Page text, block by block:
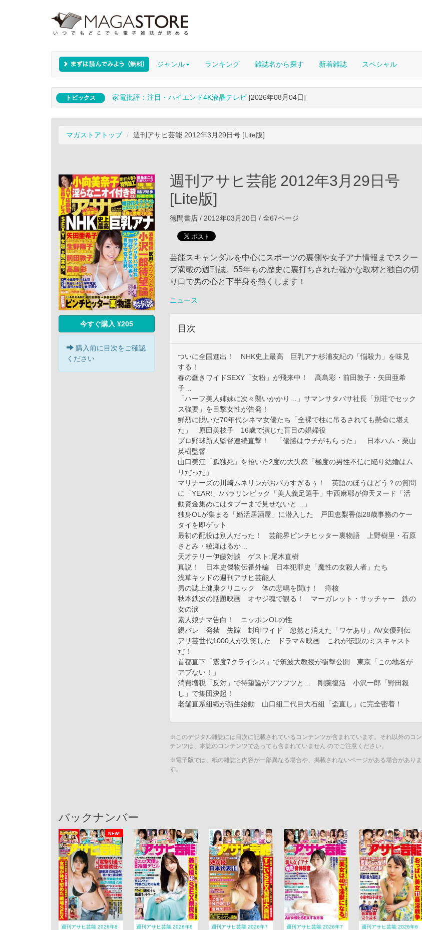
ジャンル ランキング 雑誌名から探す 新着雑誌 スペシャル
トピックス 家電批評：注目・ハイエンド4K液晶テレビ [2026年08月04日]
マガストアトップ 週刊アサヒ芸能 2012年3月29日号 [Lite版]
今すぐ購入 ¥205
購入前に目次をご確認
ください
週刊アサヒ芸能 2012年3月29日号
[Lite版]
徳間書店 / 2012年03月20日 / 全67ページ
芸能スキャンダルを中心にスポーツの裏側や女子アナ情報までスクー
プ満載の週刊誌。55年もの歴史に裏打ちされた確かな取材と独自の切
り口で男の心と下半身を熱くします！
ニュース
目次
ついに全国進出！ NHK史上最高 巨乳アナ杉浦友紀の「悩殺力」を味見
する！
春の蠢きワイドSEXY「女粉」が飛来中！ 高島彩・前田敦子・矢田亜希
子…
「ハーフ美人姉妹に次々襲いかかり…」サマンサタバサ社長「別荘でセック
ス強要」を目撃女性が告発！
鮮烈に脱いだ70年代シネマ女優たち「全裸で柱に吊るされても懸命に堪え
た」 原田美枝子 16歳で演じた盲目の娼婦役
プロ野球新人監督連続直撃！ 「優勝はウチがもらった」 日本ハム・栗山
英樹監督
山口美江「孤独死」を招いた2度の大失恋「極度の男性不信に陥り結婚はム
リだった」
マリナーズの川崎ムネリンがおバカすぎるぅ！ 英語のほうはどう？の質問
に「YEAR!」/パラリンピック「美人義足選手」中西麻耶が仰天ヌード「活
動資金集めにはタブーまで見せないと…」
独身OLが集まる「婚活居酒屋」に潜入した 戸田恵梨香似28歳事務のケー
タイを即ゲット
最初の配役は別人だった！ 芸能界ピンチヒッター裏物語 上野樹里・石原
さとみ・綾瀬はるか…
天才テリー伊藤対談 ゲスト:尾木直樹
真説！ 日本史傑物伝番外編 日本犯罪史「魔性の女殺人者」たち
浅草キッドの週刊アサヒ芸能人
男の誌上健康クリニック 体の悲鳴を聞け！ 痔核
秋本鉄次の話題映画 オヤジ魂で観る！ マーガレット・サッチャー 鉄の
女の涙
素人娘ナマ告白！ ニッポンOLの性
親バレ 発禁 失踪 封印ワイド 忽然と消えた「ワケあり」AV女優列伝
アサ芸世代1000人が失笑した ドラマ＆映画 これが伝説のミスキャスト
だ！
首都直下「震度7クライシス」で筑波大教授が衝撃公開 東京「この地名が
アブない！」
消費増税「反対」で待望論がフツフツと… 剛腕復活 小沢一郎「野田殺
し」で集団決起！
老舗直系組織が新生始動 山口組二代目大石組「盃直し」に完全密着！
※このデジタル雑誌には目次に記載されているコンテンツが含まれています。それ以外のコン
テンツは、本誌のコンテンツであっても含まれていません のでご注意ください。
※電子版では、紙の雑誌と内容が一部異なる場合や、掲載されないページがある場合がありま
す。
バックナンバー
NEW!
週刊アサヒ芸能 2026年8
週刊アサヒ芸能 2026年8
週刊アサヒ芸能 2026年7
週刊アサヒ芸能 2026年7
週刊アサヒ芸能 2026年6